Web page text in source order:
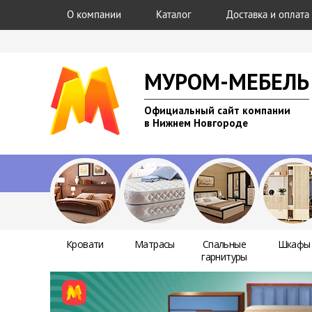
О компании Каталог Доставка и оплата
МУРОМ-МЕБЕЛЬ
Официальный сайт компании
в Нижнем Новгороде
Кровати Матрасы
Спальные
гарнитуры
Шкафы